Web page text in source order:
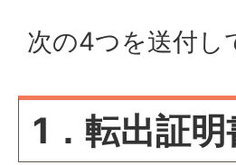
次の4つを送付し
1．転出証